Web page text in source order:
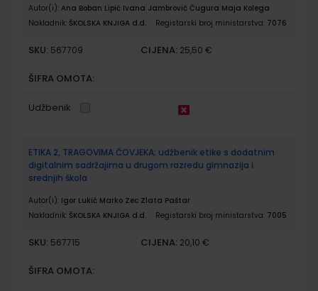
Autor(i): Ana Boban Lipić Ivana Jambrović Čugura Maja Kolega
Nakladnik: ŠKOLSKA KNJIGA d.d. Registarski broj ministarstva: 7076
SKU: 567709 CIJENA: 25,50 €
ŠIFRA OMOTA:
Udžbenik
ETIKA 2, TRAGOVIMA ČOVJEKA; udžbenik etike s dodatnim
digitalnim sadržajima u drugom razredu gimnazija i
srednjih škola
Autor(i): Igor Lukić Marko Zec Zlata Paštar
Nakladnik: ŠKOLSKA KNJIGA d.d. Registarski broj ministarstva: 7005
SKU: 567715 CIJENA: 20,10 €
ŠIFRA OMOTA: